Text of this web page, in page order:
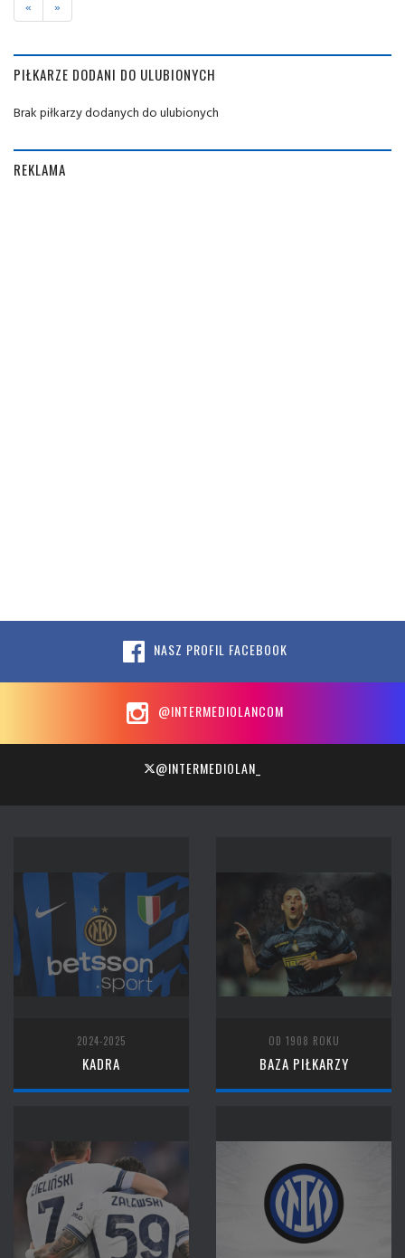
« »
PIŁKARZE DODANI DO ULUBIONYCH
Brak piłkarzy dodanych do ulubionych
REKLAMA
NASZ PROFIL FACEBOOK
@INTERMEDIOLANCOM
@INTERMEDIOLAN_
2024-2025
KADRA
OD 1908 ROKU
BAZA PIŁKARZY